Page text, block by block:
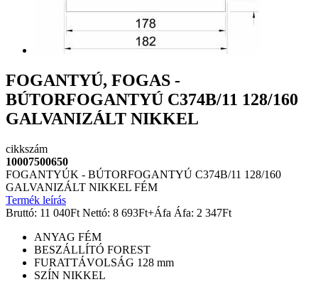
FOGANTYÚ, FOGAS -
BÚTORFOGANTYÚ C374B/11 128/160
GALVANIZÁLT NIKKEL
cikkszám
10007500650
FOGANTYÚK - BÚTORFOGANTYÚ C374B/11 128/160
GALVANIZÁLT NIKKEL FÉM
Termék leírás
Bruttó: 11 040Ft Nettó: 8 693Ft+Áfa Áfa: 2 347Ft
ANYAG FÉM
BESZÁLLÍTÓ FOREST
FURATTÁVOLSÁG 128 mm
SZÍN NIKKEL